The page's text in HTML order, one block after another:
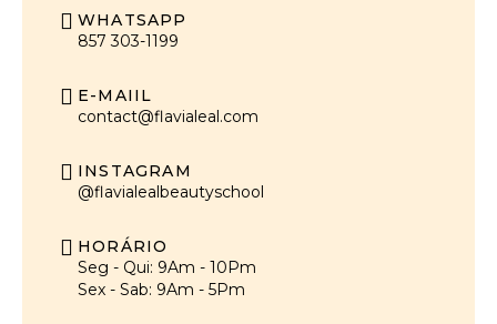
WHATSAPP
857 303-1199
E-MAIIL
contact@flavialeal.com
INSTAGRAM
@flavialealbeautyschool
HORÁRIO
Seg - Qui: 9Am - 10Pm
Sex - Sab: 9Am - 5Pm